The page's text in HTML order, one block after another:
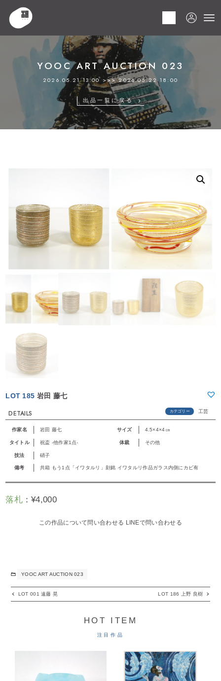
HOME
YOOC ART AUCTION 023
2026.05.21 13:00 >>> 2026.05.22 18:00
出品一覧に戻る
LOT 185 岩田 藤七
DETAILS カテゴリー 工芸
作家名 岩田 藤七 サイズ 4.5×4×4㎝
タイトル 祝盃 -他作家1点- 体裁 その他
技法 硝子
備考 共箱 もう1点「イワタルリ」刻銘 イワタルリ作品ガラス内側にカビ有
落札：¥4,000
この作品について問い合わせる LINEで問い合わせる
YOOC ART AUCTION 023
LOT 001 遠藤 晃 LOT 186 上野 良樹
HOT ITEM
注目作品